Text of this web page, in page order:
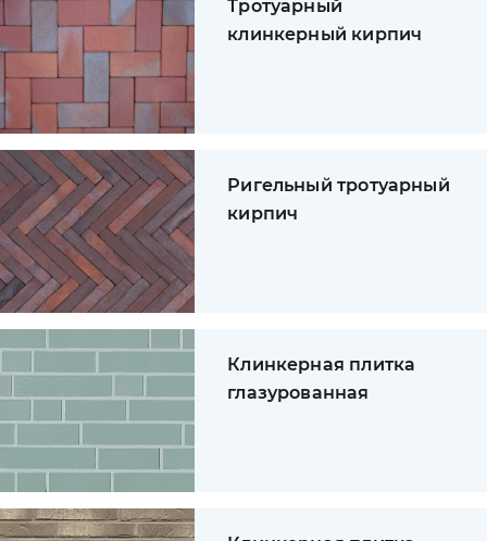
Тротуарный
клинкерный кирпич
Ригельный тротуарный
кирпич
Клинкерная плитка
глазурованная